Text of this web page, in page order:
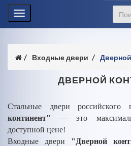
Toggle
navigation
Входные двери
ДВЕРНОЙ
Стальные двери российского
континент"
— это
доступной цене!
Входные двери "Дверной